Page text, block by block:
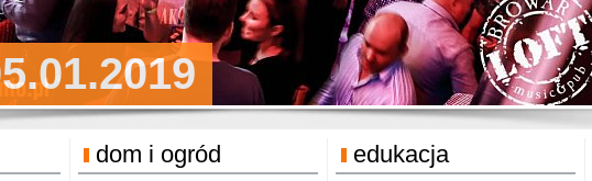
Podgrodzie 31.12.2018
Pensjonat Michelin
dom i ogród edukacja